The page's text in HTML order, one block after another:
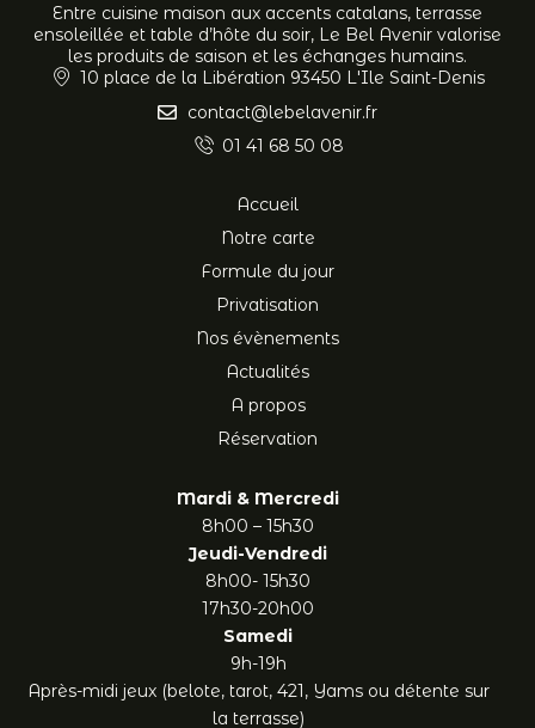
Entre cuisine maison aux accents catalans, terrasse
ensoleillée et table d’hôte du soir, Le Bel Avenir valorise
les produits de saison et les échanges humains.
10 place de la Libération 93450 L'Ile Saint-Denis
contact@lebelavenir.fr
01 41 68 50 08
Accueil
Notre carte
Formule du jour
Privatisation
Nos évènements
Actualités
A propos
Réservation
Mardi & Mercredi
8h00 – 15h30
Jeudi-Vendredi
8h00- 15h30
17h30-20h00
Samedi
9h-19h
Après-midi jeux (belote, tarot, 421, Yams ou détente sur
la terrasse)